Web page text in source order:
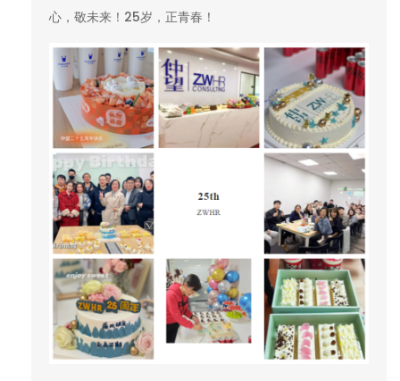
心，敬未来！25岁，正青春！